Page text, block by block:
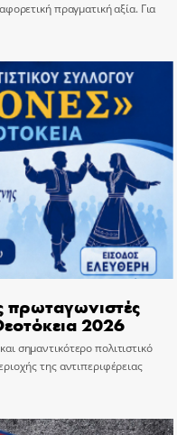
πραγματική αξία. Για
πρωταγωνιστές
2026
σημαντικότερο πολιτιστικό
της αντιπεριφέρειας